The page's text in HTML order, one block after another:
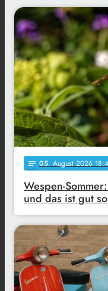
notes 05. August 2026
Wespen-
und das ist gut so